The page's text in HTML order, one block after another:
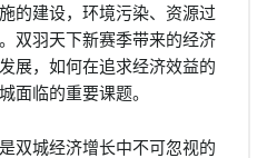
的建设，环境污染、资源过
双羽天下新赛季带来的经济
展，如何在追求经济效益的
面临的重要课题。
双城经济增长中不可忽视的